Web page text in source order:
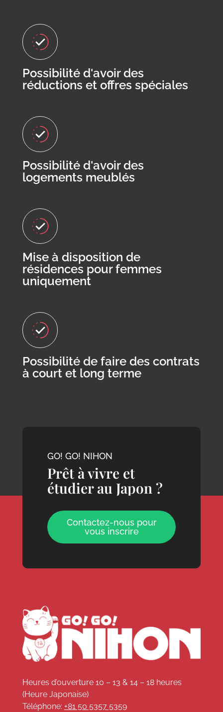
Possibilité d'avoir des
réductions et offres spéciales
Possibilité d'avoir des
logements meublés
Mise à disposition de
résidences pour femmes
uniquement
Possibilité de faire des contrats
à court et long terme
GO! GO! NIHON
Prêt à vivre et
étudier au Japon ?
Contactez-nous pour
vous inscrire
Heures d’ouverture 10 – 13 & 14 – 18 heures
(Heure Japonaise)
Téléphone: +81 50 5357 5359